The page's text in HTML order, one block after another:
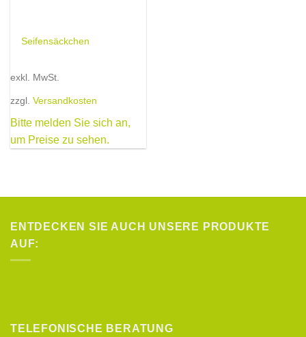
Seifensäckchen
exkl. MwSt.
zzgl. Versandkosten
Bitte melden Sie sich an,
um Preise zu sehen.
ENTDECKEN SIE AUCH UNSERE PRODUKTE
AUF:
TELEFONISCHE BERATUNG